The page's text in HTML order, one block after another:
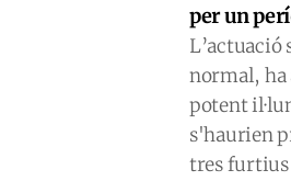
per un
L’actuació
normal, ha
potent
s'haurien
tres furtius